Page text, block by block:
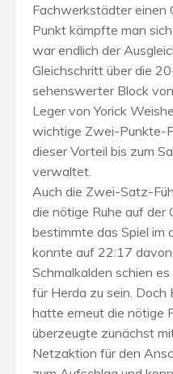
Fachwerkstädter einen
Punkt kämpfte man
war endlich der
Gleichschritt über die
sehenswerter Block
Leger von Yorick
wichtige Zwei-Punkte-
dieser Vorteil bis zum
verwaltet.
Auch die Zwei-Satz-
die nötige Ruhe auf der
bestimmte das Spiel im
konnte auf 22:17
Schmalkalden schien
für Herda zu sein. Doch
hatte erneut die nötige
überzeugte zunächst
Netzaktion für den